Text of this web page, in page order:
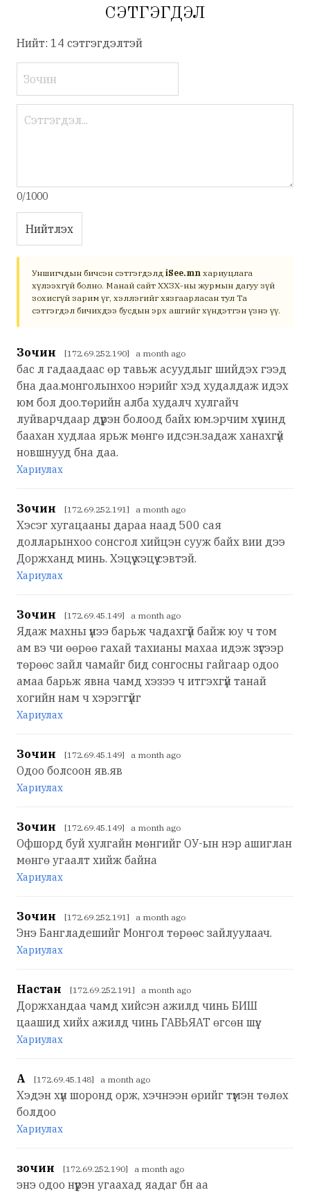
СЭТГЭГДЭЛ
Нийт: 14 сэтгэгдэлтэй
0/1000
Нийтлэх
Уншигчдын бичсэн сэтгэгдэлд iSee.mn хариуцлага
хүлээхгүй болно. Манай сайт ХХЗХ-ны журмын дагуу зүй
зохисгүй зарим үг, хэллэгийг хязгаарласан тул Та
сэтгэгдэл бичихдээ бусдын эрх ашгийг хүндэтгэн үзнэ үү.
Зочин [172.69.252.190] a month ago
бас л гадаадаас өр тавьж асуудлыг шийдэх гээд
бна даа.монголынхоо нэрийг хэд худалдаж идэх
юм бол доо.төрийн алба худалч хулгайч
луйварчдаар дүүрэн болоод байх юм.эрчим хүчинд
баахан худлаа ярьж мөнгө идсэн.задаж ханахгүй
новшнууд бна даа.
Хариулах
Зочин [172.69.252.191] a month ago
Хэсэг хугацааны дараа наад 500 сая
долларынхоо сонсгол хийцэн сууж байх вии дээ
Доржханд минь. Хэцүү хэцүү сэвтэй.
Хариулах
Зочин [172.69.45.149] a month ago
Ядаж махны үнээ барьж чадахгүй байж юу ч том
ам вэ чи өөрөө гахай тахианы махаа идэж зүгээр
төрөөс зайл чамайг бид сонгосны гайгаар одоо
амаа барьж явна чамд хэзээ ч итгэхгүй танай
хогийн нам ч хэрэггүйг
Хариулах
Зочин [172.69.45.149] a month ago
Одоо болсоон яв.яв
Хариулах
Зочин [172.69.45.149] a month ago
Офшорд буй хулгайн мөнгийг ОУ-ын нэр ашиглан
мөнгө угаалт хийж байна
Хариулах
Зочин [172.69.252.191] a month ago
Энэ Бангладешийг Монгол төрөөс зайлуулаач.
Хариулах
Настан [172.69.252.191] a month ago
Доржхандаа чамд хийсэн ажилд чинь БИШ
цаашид хийх ажилд чинь ГАВЬЯАТ өгсөн шүү.
Хариулах
А [172.69.45.148] a month ago
Хэдэн хүн шоронд орж, хэчнээн өрийг түмэн төлөх
болдоо
Хариулах
зочин [172.69.252.190] a month ago
энэ одоо нүүрэн угаахад яадаг бн аа